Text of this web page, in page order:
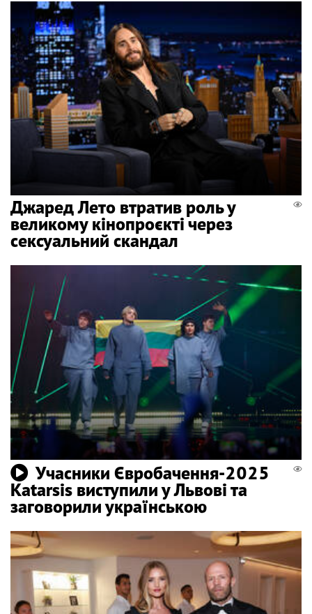
Джаред Лето втратив роль у
великому кінопроєкті через
сексуальний скандал
Учасники Євробачення-2025
Katarsis виступили у Львові та
заговорили українською